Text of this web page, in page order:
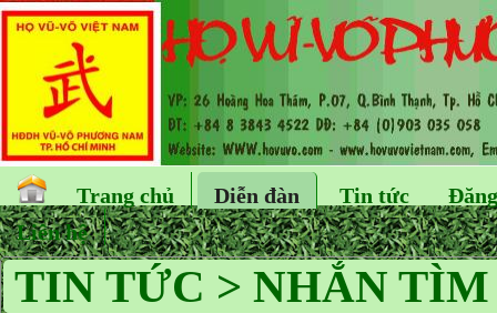
Trang chủ Diễn đàn Tin tức
Liên hệ
TIN TỨC > NHẮN